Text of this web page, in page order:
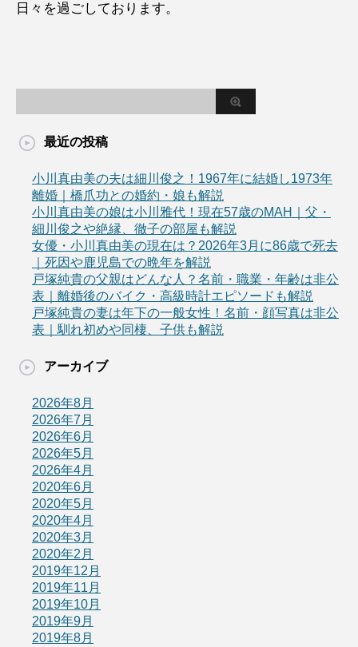
日々を過ごしております。
最近の投稿
小川真由美の夫は細川俊之！1967年に結婚し1973年
離婚｜橋爪功との婚約・娘も解説
小川真由美の娘は小川雅代！現在57歳のMAH｜父・
細川俊之や絶縁、徹子の部屋も解説
女優・小川真由美の現在は？2026年3月に86歳で死去
｜死因や鹿児島での晩年を解説
戸塚純貴の父親はどんな人？名前・職業・年齢は非公
表｜離婚後のバイク・高級時計エピソードも解説
戸塚純貴の妻は年下の一般女性！名前・顔写真は非公
表｜馴れ初めや同棲、子供も解説
アーカイブ
2026年8月
2026年7月
2026年6月
2026年5月
2026年4月
2020年6月
2020年5月
2020年4月
2020年3月
2020年2月
2019年12月
2019年11月
2019年10月
2019年9月
2019年8月